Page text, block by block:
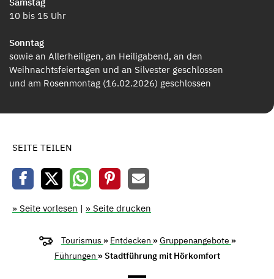
10 bis 15 Uhr
Sonntag
sowie an Allerheiligen, an Heiligabend, an den
Weihnachtsfeiertagen und an Silvester geschlossen
und am Rosenmontag (16.02.2026) geschlossen
SEITE TEILEN
» Seite vorlesen | » Seite drucken
Tourismus » Entdecken »Gruppenangebote »
Führungen » Stadtführung mit Hörkomfort